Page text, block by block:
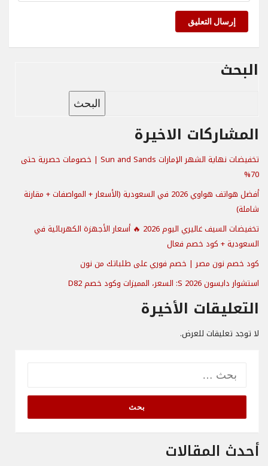
إرسال التعليق
البحث
البحث
المشاركات الاخيرة
تخفيضات نهاية الشهر الإمارات Sun and Sands | خصومات حصرية حتى
70%
أفضل هواتف هواوي 2026 في السعودية (الأسعار + المواصفات + مقارنة
شاملة)
تخفيضات السيف غاليري اليوم 2026 🔥 أسعار الأجهزة الكهربائية في
السعودية + كود خصم فعال
كود خصم نون مصر | خصم فوري على طلباتك من نون
استشوار دايسون S 2026: السعر، المميزات وكود خصم D82
التعليقات الأخيرة
لا توجد تعليقات للعرض.
البحث
عن:
أحدث المقالات